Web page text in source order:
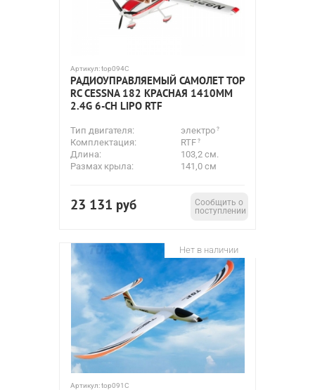
Артикул:top094C
РАДИОУПРАВЛЯЕМЫЙ САМОЛЕТ TOP
RC CESSNA 182 КРАСНАЯ 1410ММ
2.4G 6-CH LIPO RTF
Тип двигателя:
электро
Комплектация:
RTF
Длина:
103,2 см.
Размах крыла:
141,0 см
23 131 руб
Сообщить о
поступлении
Нет в наличии
Артикул:top091C